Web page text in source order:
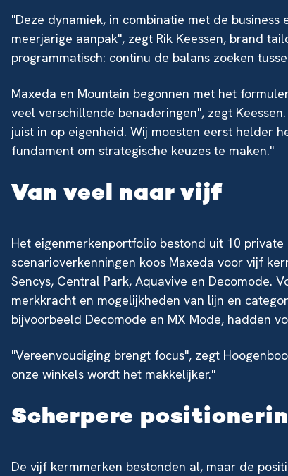
"Deze dynamiek, in combinatie met de
meerjarige aanpak", zegt Rik Keessen, brand
programmatisch: continu de balans zoeken
Maxeda en Mountain begonnen met het
veel verschillende benaderingen", zegt
juist in op eigenheid. Wij moesten eerst helder
fundament om strategische keuzes te maken."
Van veel naar vijf
Het eigenmerkenportfolio bestond uit 10
scenarioverkenningen koos Maxeda voor vijf
Sencys, Central Park, Aquavive en Decomode.
merkkracht en mogelijkheden van lijn en
bijvoorbeeld Decomode en MX Mode, hadden
"Vereenvoudiging brengt focus", zegt
onze winkels wordt het makkelijker."
Scherpere
De vijf kermmerken bestonden al, maar de